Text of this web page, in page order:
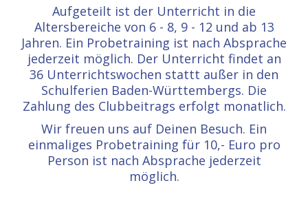
Aufgeteilt ist der Unterricht in die
Altersbereiche von 6 - 8, 9 - 12 und ab 13
Jahren. Ein Probetraining ist nach Absprache
jederzeit möglich. Der Unterricht findet an
36 Unterrichtswochen stattt außer in den
Schulferien Baden-Württembergs. Die
Zahlung des Clubbeitrags erfolgt monatlich.
Wir freuen uns auf Deinen Besuch. Ein
einmaliges Probetraining für 10,- Euro pro
Person ist nach Absprache jederzeit
möglich.